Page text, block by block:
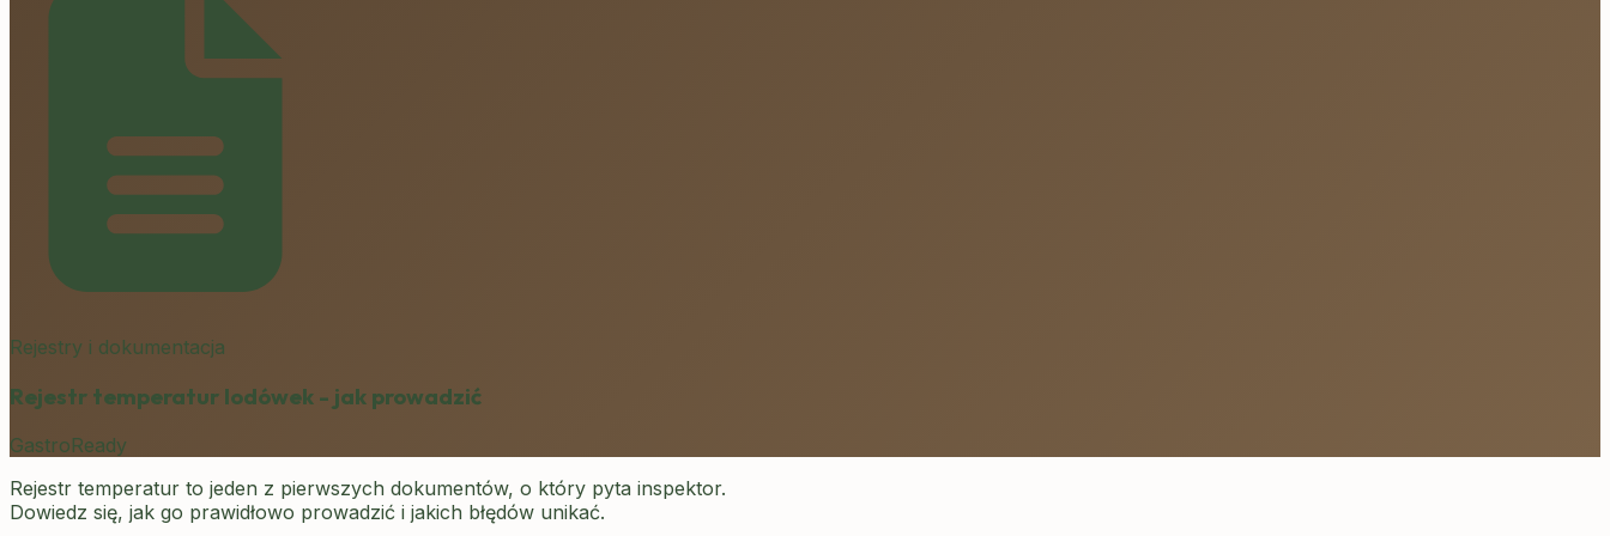
Rejestry i dokumentacja
Rejestr temperatur lodówek - jak prowadzić
GastroReady
Rejestr temperatur to jeden z pierwszych dokumentów, o który pyta inspektor.
Dowiedz się, jak go prawidłowo prowadzić i jakich błędów unikać.